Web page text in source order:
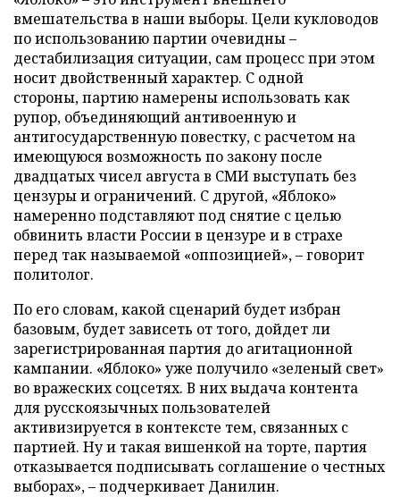
вмешательства в наши выборы. Цели кукловодов
по использованию партии очевидны –
дестабилизация ситуации, сам процесс при этом
носит двойственный характер. С одной
стороны, партию намерены использовать как
рупор, объединяющий антивоенную и
антигосударственную повестку, с расчетом на
имеющуюся возможность по закону после
двадцатых чисел августа в СМИ выступать без
цензуры и ограничений. С другой, «Яблоко»
намеренно подставляют под снятие с целью
обвинить власти России в цензуре и в страхе
перед так называемой «оппозицией», – говорит
политолог.
По его словам, какой сценарий будет избран
базовым, будет зависеть от того, дойдет ли
зарегистрированная партия до агитационной
кампании. «Яблоко» уже получило «зеленый свет»
во вражеских соцсетях. В них выдача контента
для русскоязычных пользователей
активизируется в контексте тем, связанных с
партией. Ну и такая вишенкой на торте, партия
отказывается подписывать соглашение о честных
выборах», – подчеркивает Данилин.